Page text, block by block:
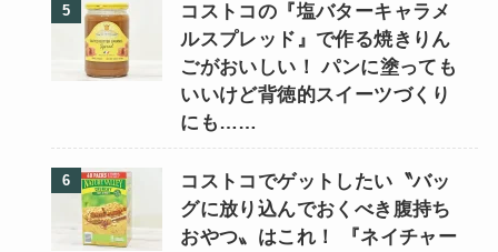
コストコの『塩バターキャラメ
ルスプレッド』で作る焼きりん
ごがおいしい！ パンに塗っても
いいけど背徳的スイーツづくり
にも……
コストコでゲットしたい〝バッ
グに放り込んでおくべき腹持ち
おやつ〟はこれ！ 『ネイチャー